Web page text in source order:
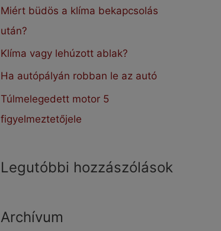
o
r
:
Miért büdös a klíma bekapcsolás
után?
Klíma vagy lehúzott ablak?
Ha autópályán robban le az autó
Túlmelegedett motor 5
figyelmeztetőjele
Legutóbbi hozzászólások
Archívum